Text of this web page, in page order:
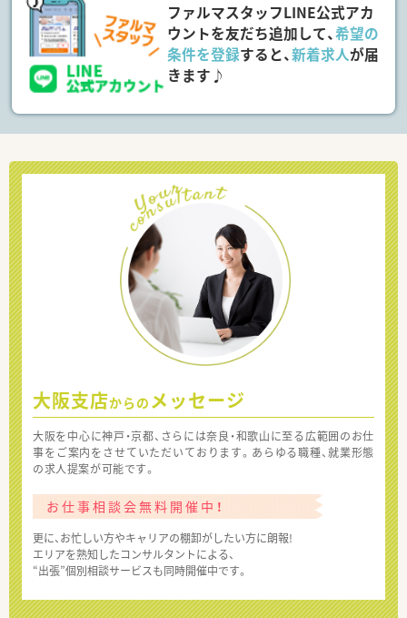
ファルマスタッフLINE公式アカ
ウントを友だち追加して、希望の
条件を登録すると、新着求人が届
きます♪
大阪支店からの メッセージ
大阪を中心に神戸・京都、さらには奈良・和歌山に至る広範囲のお仕
事をご案内をさせていただいております。あらゆる職種、就業形態
の求人提案が可能です。
お仕事相談会無料開催中！
更に、お忙しい方やキャリアの棚卸がしたい方に朗報!
エリアを熟知したコンサルタントによる、
“出張”個別相談サービスも同時開催中です。